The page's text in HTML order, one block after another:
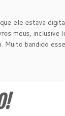
ele estava
meus, inclusive
bandido